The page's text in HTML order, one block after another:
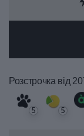
Розстрочка від
5 5